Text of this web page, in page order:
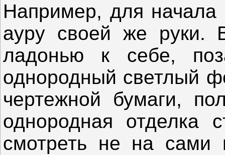
Например, для начала
ауру своей же руки.
ладонью к себе,
однородный светлый
чертежной бумаги,
однородная отделка
смотреть не на сами